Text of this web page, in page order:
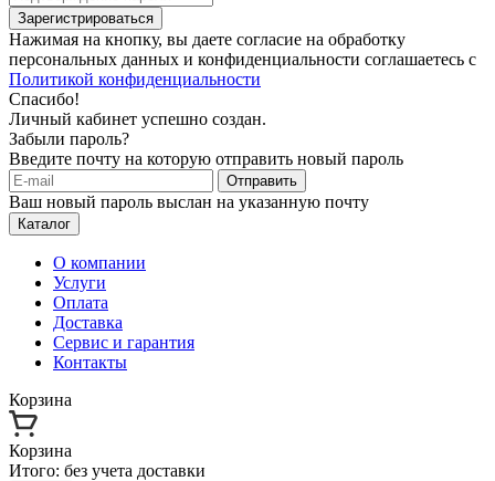
Зарегистрироваться
Нажимая на кнопку, вы даете согласие на обработку
персональных данных и конфиденциальности соглашаетесь с
Политикой конфиденциальности
Спасибо!
Личный кабинет успешно создан.
Забыли пароль?
Введите почту на которую отправить новый пароль
Отправить
Ваш новый пароль выслан на указанную почту
Каталог
О компании
Услуги
Оплата
Доставка
Сервис и гарантия
Контакты
Корзина
Корзина
Итого: без учета доставки